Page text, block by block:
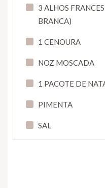
3 ALHOS
BRANCA)
1 CENOURA
NOZ MOSCADA
1 PACOTE DE
PIMENTA
SAL